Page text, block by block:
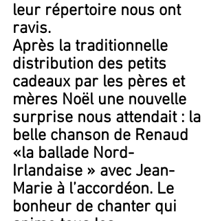
leur répertoire nous ont
ravis.
Après la traditionnelle
distribution des petits
cadeaux par les pères et
mères Noël une nouvelle
surprise nous attendait : la
belle chanson de Renaud
«la ballade Nord-
Irlandaise » avec Jean-
Marie à l’accordéon. Le
bonheur de chanter qui